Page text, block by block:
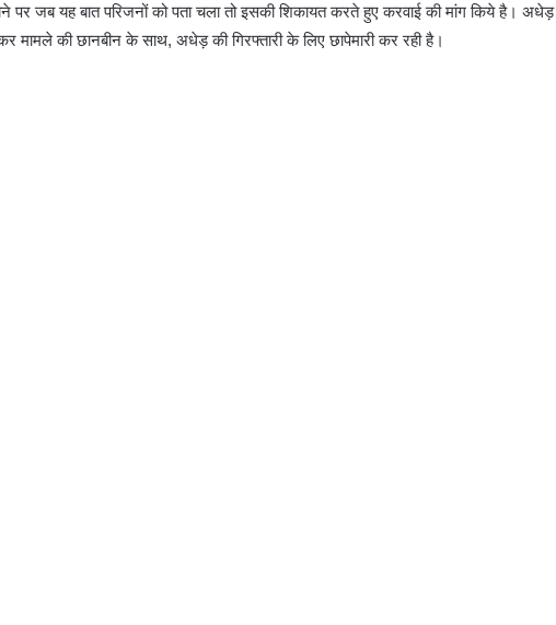
पर जब यह बात परिजनों को पता चला तो इसकी शिकायत करते हुए करवाई की मांग किये है। अधेड़
मामले की छानबीन के साथ, अधेड़ की गिरफ्तारी के लिए छापेमारी कर रही है।